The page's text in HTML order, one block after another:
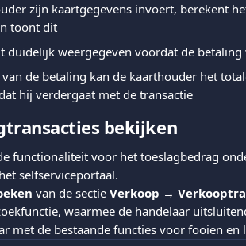
zijn kaartgegevens invoert, berekent
toont dit
duidelijk weergegeven voordat de
de betaling kan de kaarthouder het
hij verdergaat met de transactie
bekijken
functionaliteit voor het toeslagbedrag
selfserviceportaal.
van de sectie Verkoop →
waarmee de handelaar
met de bestaande functies voor fooien en